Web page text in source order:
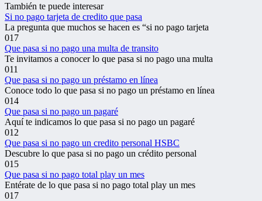
También te puede interesar
Si no pago tarjeta de credito que pasa
La pregunta que muchos se hacen es “si no pago tarjeta
017
Que pasa si no pago una multa de transito
Te invitamos a conocer lo que pasa si no pago una multa
011
Que pasa si no pago un préstamo en línea
Conoce todo lo que pasa si no pago un préstamo en línea
014
Que pasa si no pago un pagaré
Aquí te indicamos lo que pasa si no pago un pagaré
012
Que pasa si no pago un credito personal HSBC
Descubre lo que pasa si no pago un crédito personal
015
Que pasa si no pago total play un mes
Entérate de lo que pasa si no pago total play un mes
017